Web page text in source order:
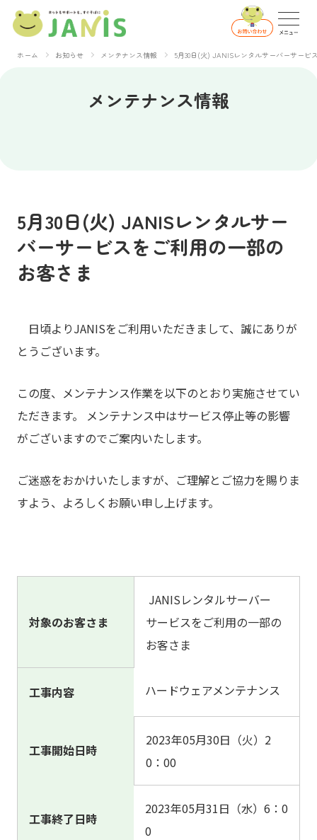
ホーム お知らせ メンテナンス情報 5月30日(火) JANISレンタルサーバーサービ
メンテナンス情報
5月30日(火) JANISレンタルサー
バーサービスをご利用の一部の
お客さま
日頃よりJANISをご利用いただきまして、誠にありが
とうございます。
この度、メンテナンス作業を以下のとおり実施させてい
ただきます。 メンテナンス中はサービス停止等の影響
がございますのでご案内いたします。
ご迷惑をおかけいたしますが、ご理解とご協力を賜りま
すよう、よろしくお願い申し上げます。
対象のお客さま
JANISレンタルサーバー
サービスをご利用の一部の
お客さま
工事内容 ハードウェアメンテナンス
工事開始日時
2023年05月30日（火）2
0：00
工事終了日時
2023年05月31日（水）6：0
0